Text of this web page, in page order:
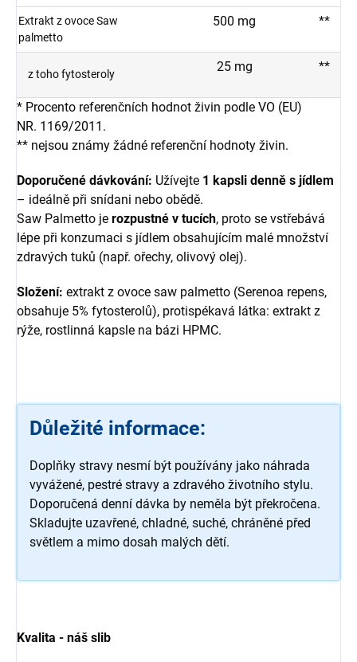
Extrakt z ovoce Saw
palmetto
500 mg **
z toho fytosteroly 25 mg **
* Procento referenčních hodnot živin podle VO (EU)
NR. 1169/2011.
** nejsou známy žádné referenční hodnoty živin.
Doporučené dávkování: Užívejte 1 kapsli denně s jídlem
– ideálně při snídani nebo obědě.
Saw Palmetto je rozpustné v tucích, proto se vstřebává
lépe při konzumaci s jídlem obsahujícím malé množství
zdravých tuků (např. ořechy, olivový olej).
Složení: extrakt z ovoce saw palmetto (Serenoa repens,
obsahuje 5% fytosterolů), protispékavá látka: extrakt z
rýže, rostlinná kapsle na bázi HPMC.
Důležité informace:
Doplňky stravy nesmí být používány jako náhrada
vyvážené, pestré stravy a zdravého životního stylu.
Doporučená denní dávka by neměla být překročena.
Skladujte uzavřené, chladné, suché, chráněné před
světlem a mimo dosah malých dětí.
Kvalita - náš slib